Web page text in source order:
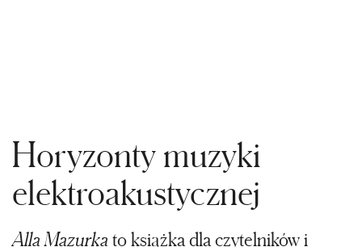
Horyzonty muzyki
elektroakustycznej
Alla Mazurka to książka dla czytelników i